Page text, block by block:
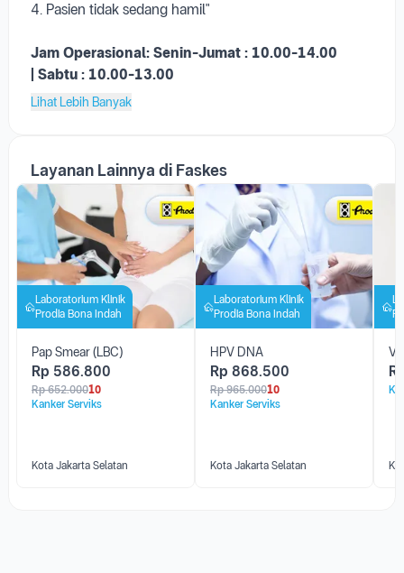
4. Pasien tidak sedang hamil"
Jam Operasional: Senin-Jumat : 10.00-14.00
Sabtu : 10.00-13.00
Lihat Lebih Banyak
Layanan Lainnya di Faskes
Laboratorium Klinik
Prodia Bona Indah
Pap Smear (LBC)
Rp 586.800
Rp 652.00010
Kanker Serviks
Kota Jakarta Selatan
Laboratorium Klinik
Prodia Bona Indah
HPV DNA
Rp 868.500
Rp 965.00010
Kanker Serviks
Kota Jakarta Selatan